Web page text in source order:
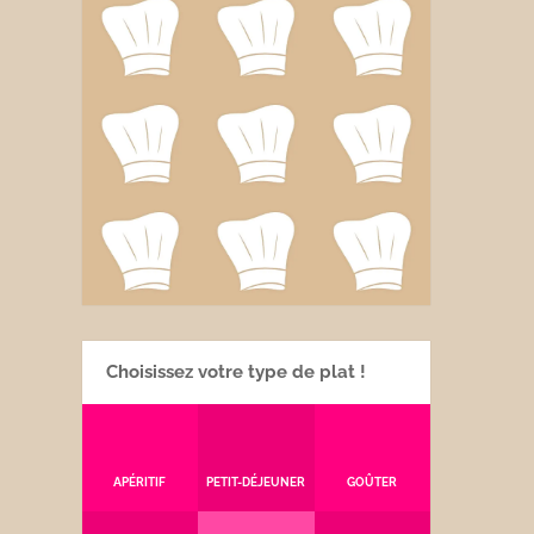
Choisissez votre type de plat !
APÉRITIF PETIT-DÉJEUNER GOÛTER